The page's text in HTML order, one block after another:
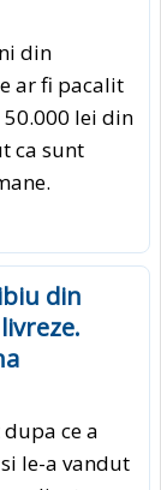
din
ar fi pacalit
lei din
ca sunt
din
ce a
le-a vandut